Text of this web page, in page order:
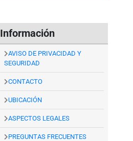
Información
AVISO DE PRIVACIDAD Y
SEGURIDAD
CONTACTO
UBICACIÓN
ASPECTOS LEGALES
PREGUNTAS FRECUENTES